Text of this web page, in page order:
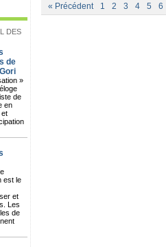
DES
de
»
de
en
est le
et
Les
de
« Précédent 1 2 3 4 5 6